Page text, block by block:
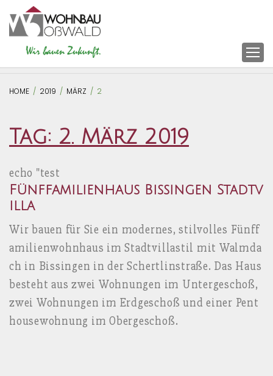
p
HOME / 2019 / MÄRZ / 2
Tag: 2. März 2019
echo "test
Fünffamilienhaus Bissingen Stadtv
illa
Wir bauen für Sie ein modernes, stilvolles Fünff
amilienwohnhaus im Stadtvillastil mit Walmda
ch in Bissingen in der Schertlinstraße. Das Haus
besteht aus zwei Wohnungen im Untergeschoß,
zwei Wohnungen im Erdgeschoß und einer Pent
housewohnung im Obergeschoß.